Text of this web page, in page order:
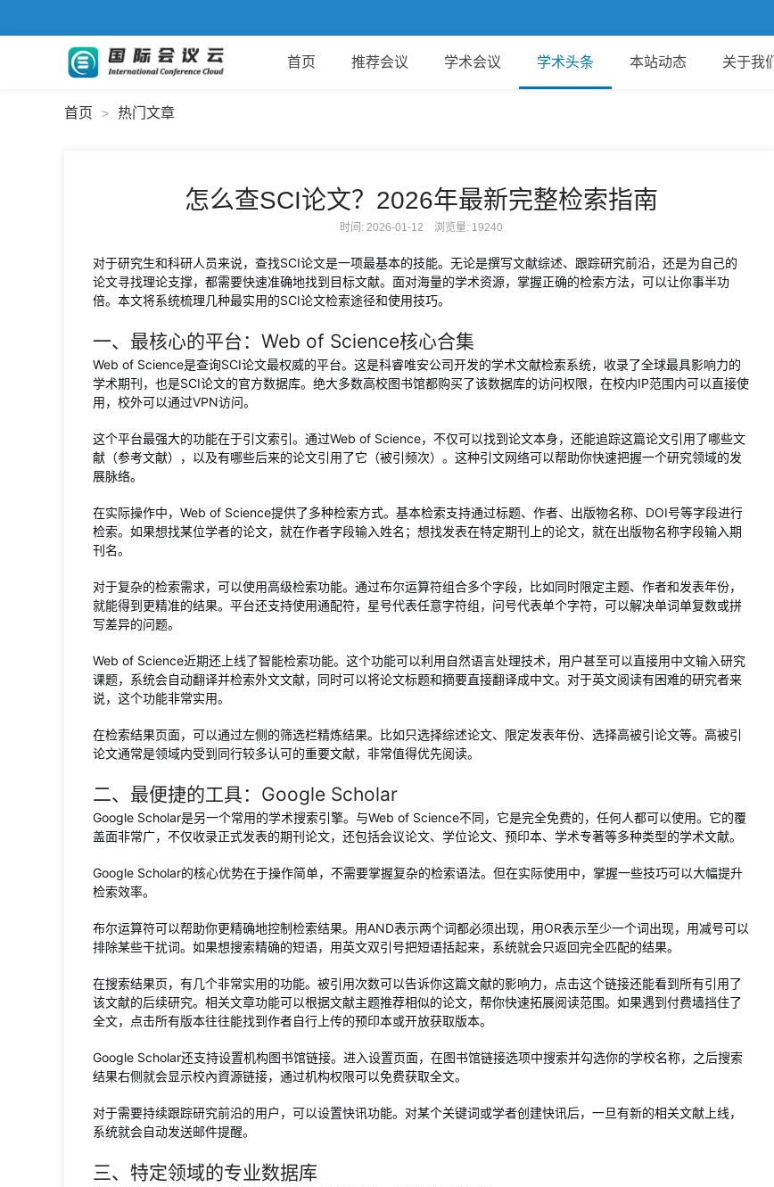
首页 推荐会议 学术会议 学术头条 本站动态 关于我们
首页 > 热门文章
怎么查SCI论文？2026年最新完整检索指南
时间: 2026-01-12 浏览量: 19240
对于研究生和科研人员来说，查找SCI论文是一项最基本的技能。无论是撰写文献综述、跟踪研究前沿，还是为自己的
论文寻找理论支撑，都需要快速准确地找到目标文献。面对海量的学术资源，掌握正确的检索方法，可以让你事半功
倍。本文将系统梳理几种最实用的SCI论文检索途径和使用技巧。
一、最核心的平台：Web of Science核心合集
Web of Science是查询SCI论文最权威的平台。这是科睿唯安公司开发的学术文献检索系统，收录了全球最具影响力的
学术期刊，也是SCI论文的官方数据库。绝大多数高校图书馆都购买了该数据库的访问权限，在校内IP范围内可以直接使
用，校外可以通过VPN访问。
这个平台最强大的功能在于引文索引。通过Web of Science，不仅可以找到论文本身，还能追踪这篇论文引用了哪些文
献（参考文献），以及有哪些后来的论文引用了它（被引频次）。这种引文网络可以帮助你快速把握一个研究领域的发
展脉络。
在实际操作中，Web of Science提供了多种检索方式。基本检索支持通过标题、作者、出版物名称、DOI号等字段进行
检索。如果想找某位学者的论文，就在作者字段输入姓名；想找发表在特定期刊上的论文，就在出版物名称字段输入期
刊名。
对于复杂的检索需求，可以使用高级检索功能。通过布尔运算符组合多个字段，比如同时限定主题、作者和发表年份，
就能得到更精准的结果。平台还支持使用通配符，星号代表任意字符组，问号代表单个字符，可以解决单词单复数或拼
写差异的问题。
Web of Science近期还上线了智能检索功能。这个功能可以利用自然语言处理技术，用户甚至可以直接用中文输入研究
课题，系统会自动翻译并检索外文文献，同时可以将论文标题和摘要直接翻译成中文。对于英文阅读有困难的研究者来
说，这个功能非常实用。
在检索结果页面，可以通过左侧的筛选栏精炼结果。比如只选择综述论文、限定发表年份、选择高被引论文等。高被引
论文通常是领域内受到同行较多认可的重要文献，非常值得优先阅读。
二、最便捷的工具：Google Scholar
Google Scholar是另一个常用的学术搜索引擎。与Web of Science不同，它是完全免费的，任何人都可以使用。它的覆
盖面非常广，不仅收录正式发表的期刊论文，还包括会议论文、学位论文、预印本、学术专著等多种类型的学术文献。
Google Scholar的核心优势在于操作简单，不需要掌握复杂的检索语法。但在实际使用中，掌握一些技巧可以大幅提升
检索效率。
布尔运算符可以帮助你更精确地控制检索结果。用AND表示两个词都必须出现，用OR表示至少一个词出现，用减号可以
排除某些干扰词。如果想搜索精确的短语，用英文双引号把短语括起来，系统就会只返回完全匹配的结果。
在搜索结果页，有几个非常实用的功能。被引用次数可以告诉你这篇文献的影响力，点击这个链接还能看到所有引用了
该文献的后续研究。相关文章功能可以根据文献主题推荐相似的论文，帮你快速拓展阅读范围。如果遇到付费墙挡住了
全文，点击所有版本往往能找到作者自行上传的预印本或开放获取版本。
Google Scholar还支持设置机构图书馆链接。进入设置页面，在图书馆链接选项中搜索并勾选你的学校名称，之后搜索
结果右侧就会显示校內資源链接，通过机构权限可以免费获取全文。
对于需要持续跟踪研究前沿的用户，可以设置快讯功能。对某个关键词或学者创建快讯后，一旦有新的相关文献上线，
系统就会自动发送邮件提醒。
三、特定领域的专业数据库